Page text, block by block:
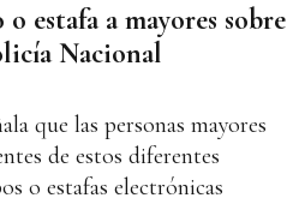
estafa a mayores sobre
Nacional
que las personas mayores
de estos diferentes
o estafas electrónicas